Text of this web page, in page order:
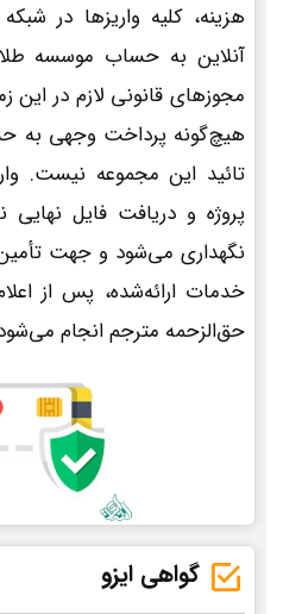
هزینه، کلیه واریزها در
آنلاین به حساب موسسه
مجوزهای قانونی لازم در این
هیچ‌گونه پرداخت وجهی به
تائید این مجموعه نیست.
پروژه و دریافت فایل
نگهداری می‌شود و جهت
خدمات ارائه‌شده، پس از
حق‌الزحمه مترجم انجام
گواهی ایزو